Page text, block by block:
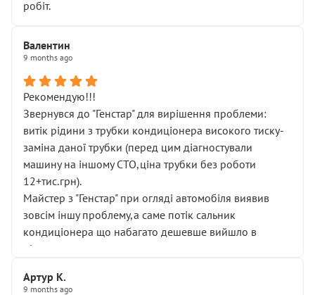
робіт.
Валентин
9 months ago
Рекомендую!!!
Звернувся до "Генстар" для вирішення проблеми:
витік рідини з трубки кондиціонера високого тиску-
заміна даної трубки (перед цим діагностували
машину на іншому СТО,ціна трубки без роботи
12+тис.грн).
Майстер з "Генстар" при огляді автомобіля виявив
зовсім іншу проблему,а саме потік сальник
кондиціонера що набагато дешевше вийшло в
підсумку.
Артур К.
9 months ago